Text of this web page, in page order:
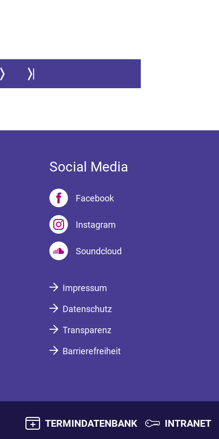
Zur nächsten SeiteZur letzten Seite springen
Social Media
Facebook
Instagram
Soundcloud
Impressum
Datenschutz
Transparenz
Barrierefreiheit
TERMINDATENBANK INTRANET